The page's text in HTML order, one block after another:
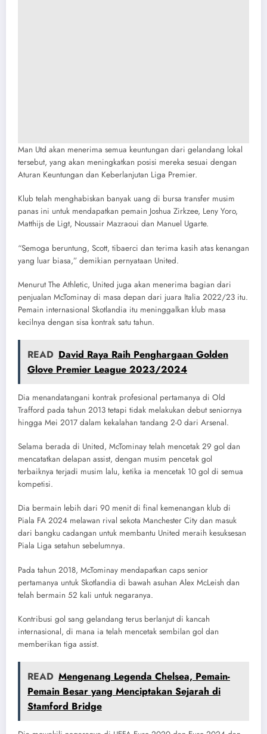
Man Utd akan menerima semua keuntungan dari gelandang lokal
tersebut, yang akan meningkatkan posisi mereka sesuai dengan
Aturan Keuntungan dan Keberlanjutan Liga Premier.
Klub telah menghabiskan banyak uang di bursa transfer musim
panas ini untuk mendapatkan pemain Joshua Zirkzee, Leny Yoro,
Matthijs de Ligt, Noussair Mazraoui dan Manuel Ugarte.
“Semoga beruntung, Scott, tibaerci dan terima kasih atas kenangan
yang luar biasa,” demikian pernyataan United.
Menurut The Athletic, United juga akan menerima bagian dari
penjualan McTominay di masa depan dari juara Italia 2022/23 itu.
Pemain internasional Skotlandia itu meninggalkan klub masa
kecilnya dengan sisa kontrak satu tahun.
READ David Raya Raih Penghargaan Golden
Glove Premier League 2023/2024
Dia menandatangani kontrak profesional pertamanya di Old
Trafford pada tahun 2013 tetapi tidak melakukan debut seniornya
hingga Mei 2017 dalam kekalahan tandang 2-0 dari Arsenal.
Selama berada di United, McTominay telah mencetak 29 gol dan
mencatatkan delapan assist, dengan musim pencetak gol
terbaiknya terjadi musim lalu, ketika ia mencetak 10 gol di semua
kompetisi.
Dia bermain lebih dari 90 menit di final kemenangan klub di
Piala FA 2024 melawan rival sekota Manchester City dan masuk
dari bangku cadangan untuk membantu United meraih kesuksesan
Piala Liga setahun sebelumnya.
Pada tahun 2018, McTominay mendapatkan caps senior
pertamanya untuk Skotlandia di bawah asuhan Alex McLeish dan
telah bermain 52 kali untuk negaranya.
Kontribusi gol sang gelandang terus berlanjut di kancah
internasional, di mana ia telah mencetak sembilan gol dan
memberikan tiga assist.
READ Mengenang Legenda Chelsea, Pemain-
Pemain Besar yang Menciptakan Sejarah di
Stamford Bridge